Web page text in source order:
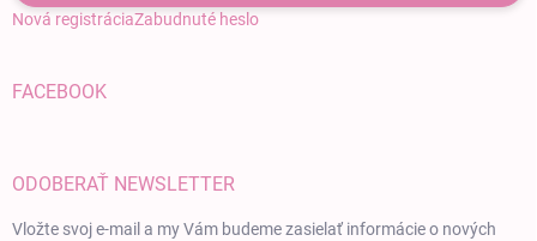
Nová registráciaZabudnuté heslo
FACEBOOK
ODOBERAŤ NEWSLETTER
Vložte svoj e-mail a my Vám budeme zasielať informácie o nových